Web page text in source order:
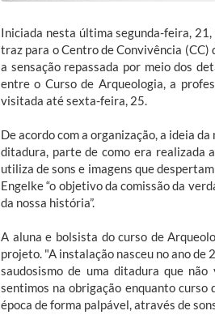
Iniciada nesta última segunda-feira,
traz para o Centro de Convivência (CC)
a sensação repassada por meio dos
entre o Curso de Arqueologia, a
visitada até sexta-feira, 25.
De acordo com a organização, a ideia
ditadura, parte de como era realizada
utiliza de sons e imagens que
Engelke “o objetivo da comissão da
da nossa história”.
A aluna e bolsista do curso de
projeto. "A instalação nasceu no ano
saudosismo de uma ditadura que
sentimos na obrigação enquanto
época de forma palpável, através de